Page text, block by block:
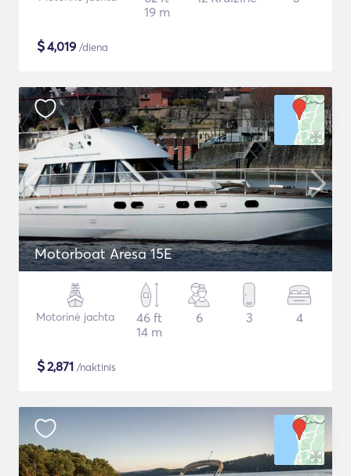
19 m
$4,019 /diena
Motorboat Aresa 15E
Motorinė jachta
46 ft
14 m
6 3 4
$2,871 /naktinis